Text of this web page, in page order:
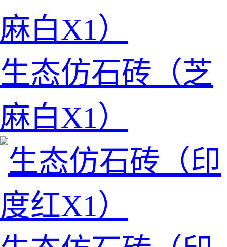
生态仿石砖（芝
麻白X1）